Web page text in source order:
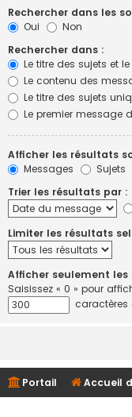
Rechercher dans les
Oui
Non
Rechercher dans :
Le titre des sujets et
Le contenu des
Le titre des sujets
Le premier message
Afficher les résultats
Messages
Sujets
Trier les résultats par :
Limiter les résultats
Afficher seulement les
Saisissez « 0 » pour
caractères
Portail Accueil